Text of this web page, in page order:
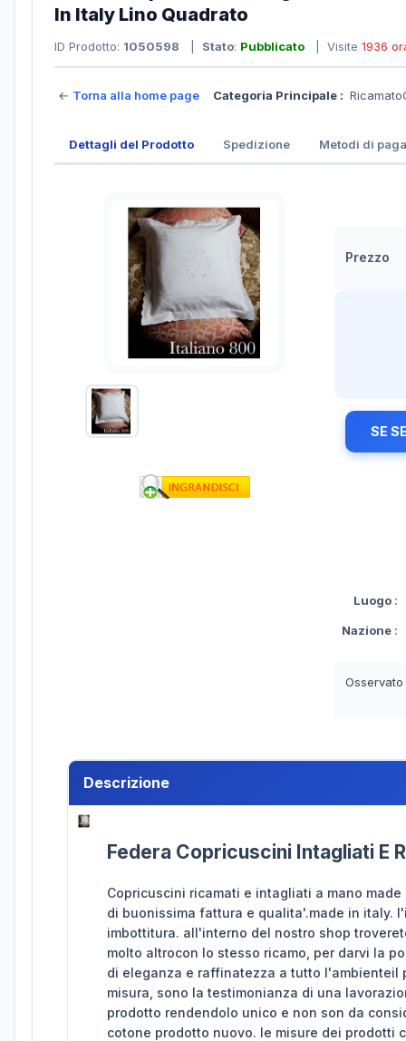
In Italy Lino Quadrato
ID Prodotto: 1050598 Stato: Pubblicato | Visite 1936
← Torna alla home page Categoria Principale :
Dettagli del Prodotto Spedizione Metodi di
Prezzo
SE
Luogo :
Nazione :
Descrizione
Federa Copricuscini Intagliati E
Copricuscini ricamati e intagliati a mano
di buonissima fattura e qualita'.made in italy.
imbottitura. all'interno del nostro shop
molto altrocon lo stesso ricamo, per darvi la
di eleganza e raffinatezza a tutto
misura, sono la testimonianza di una
prodotto rendendolo unico e non son da
cotone prodotto nuovo. le misure dei prodotti